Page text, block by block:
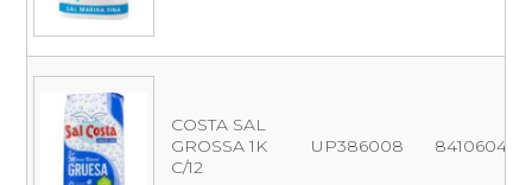
COSTA SAL
GROSSA 1K
C/12
UP386008